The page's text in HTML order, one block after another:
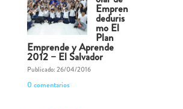
Empren
deduris
mo El
Plan
Emprende y Aprende
2012 – El Salvador
Publicado: 26/04/2016
0 comentarios